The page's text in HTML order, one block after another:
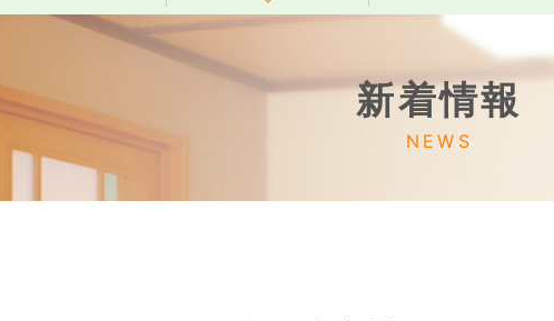
新着情報
NEWS